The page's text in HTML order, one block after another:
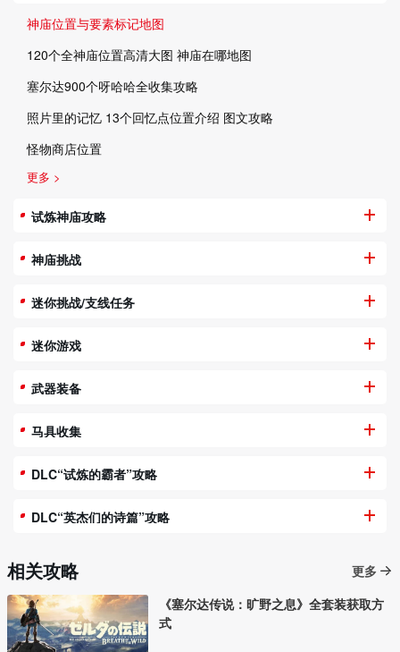
神庙位置与要素标记地图
120个全神庙位置高清大图 神庙在哪地图
塞尔达900个呀哈哈全收集攻略
照片里的记忆 13个回忆点位置介绍 图文攻略
怪物商店位置
更多 >
试炼神庙攻略
神庙挑战
迷你挑战/支线任务
迷你游戏
武器装备
马具收集
DLC“试炼的霸者”攻略
DLC“英杰们的诗篇”攻略
相关攻略
更多
《塞尔达传说：旷野之息》全套装获取方
式